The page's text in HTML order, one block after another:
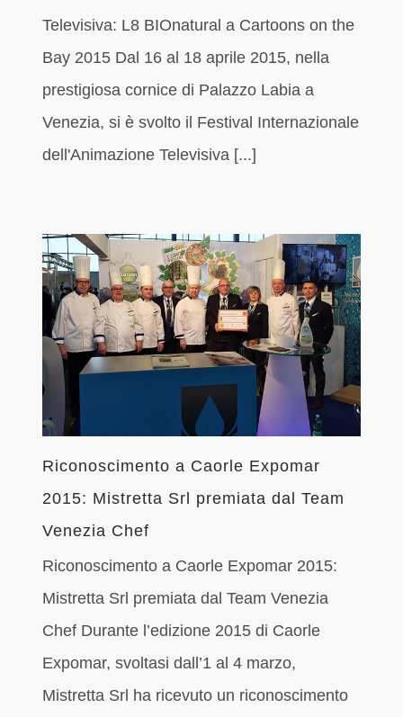
Televisiva: L8 BIOnatural a Cartoons on the
Bay 2015 Dal 16 al 18 aprile 2015, nella
prestigiosa cornice di Palazzo Labia a
Venezia, si è svolto il Festival Internazionale
dell'Animazione Televisiva [...]
Riconoscimento a Caorle Expomar
2015: Mistretta Srl premiata dal Team
Venezia Chef
Riconoscimento a Caorle Expomar 2015:
Mistretta Srl premiata dal Team Venezia
Chef Durante l’edizione 2015 di Caorle
Expomar, svoltasi dall’1 al 4 marzo,
Mistretta Srl ha ricevuto un riconoscimento